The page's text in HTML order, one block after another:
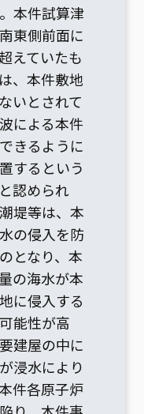
本件試算津
東側前面に
えていたも
、本件敷地
いとされて
による本件
きるように
するという
認められ
堤等は、本
の侵入を防
となり、本
の海水が本
に侵入する
能性が高
建屋の中に
浸水により
件各原子炉